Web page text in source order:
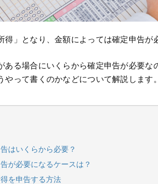
得」となり、金額によっては確定申告が
ある場合にいくらから確定申告が必要な
やって書くのかなどについて解説します。
はいくらから必要？
が必要になるケースは？
を申告する方法